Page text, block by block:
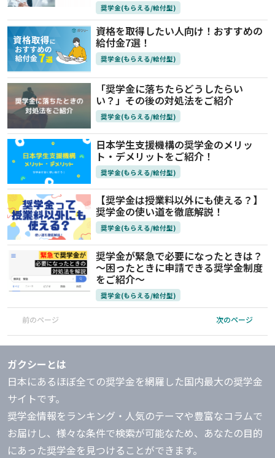
奨学金(もらえる/給付型)
資格を取得したい人向け！おすすめの
給付金7選！
奨学金(もらえる/給付型)
「奨学金に落ちたらどうしたらい
い？」その後の対処法をご紹介
奨学金(もらえる/給付型)
日本学生支援機構の奨学金のメリッ
ト・デメリットをご紹介！
奨学金(もらえる/給付型)
【奨学金は授業料以外にも使える？】
奨学金の使い道を徹底解説！
奨学金(もらえる/給付型)
奨学金が緊急で必要になったときは？
～困ったときに申請できる奨学金制度
をご紹介～
奨学金(もらえる/給付型)
前のページ 次のページ
ガクシーとは
日本にあるほぼ全ての奨学金を網羅した国内最大の奨学金
サイトです。
奨学金情報をランキング・人気のテーマや豊富なコラムで
お届けし、様々な条件で検索が可能なため、あなたの目的
にあった奨学金を見つけることができます。